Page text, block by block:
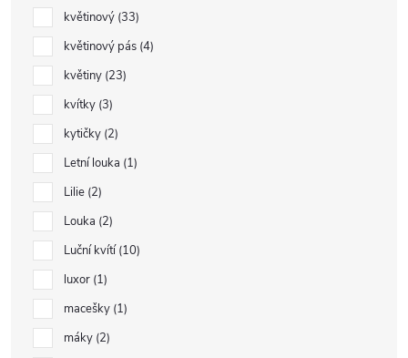
květinový 33
květinový pás 4
květiny 23
kvítky 3
kytičky 2
Letní louka 1
Lilie 2
Louka 2
Luční kvítí 10
luxor 1
macešky 1
máky 2